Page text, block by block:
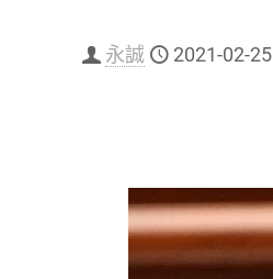
永誠 2021-02-25